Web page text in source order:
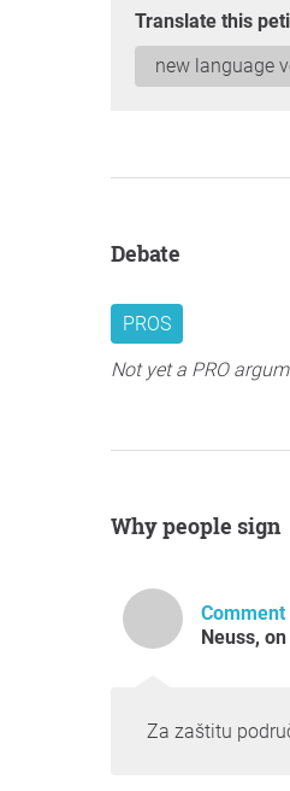
Translate this
new language
Debate
PROS
Not yet a PRO
Why people sign
Comment
Neuss,
Za zaštitu